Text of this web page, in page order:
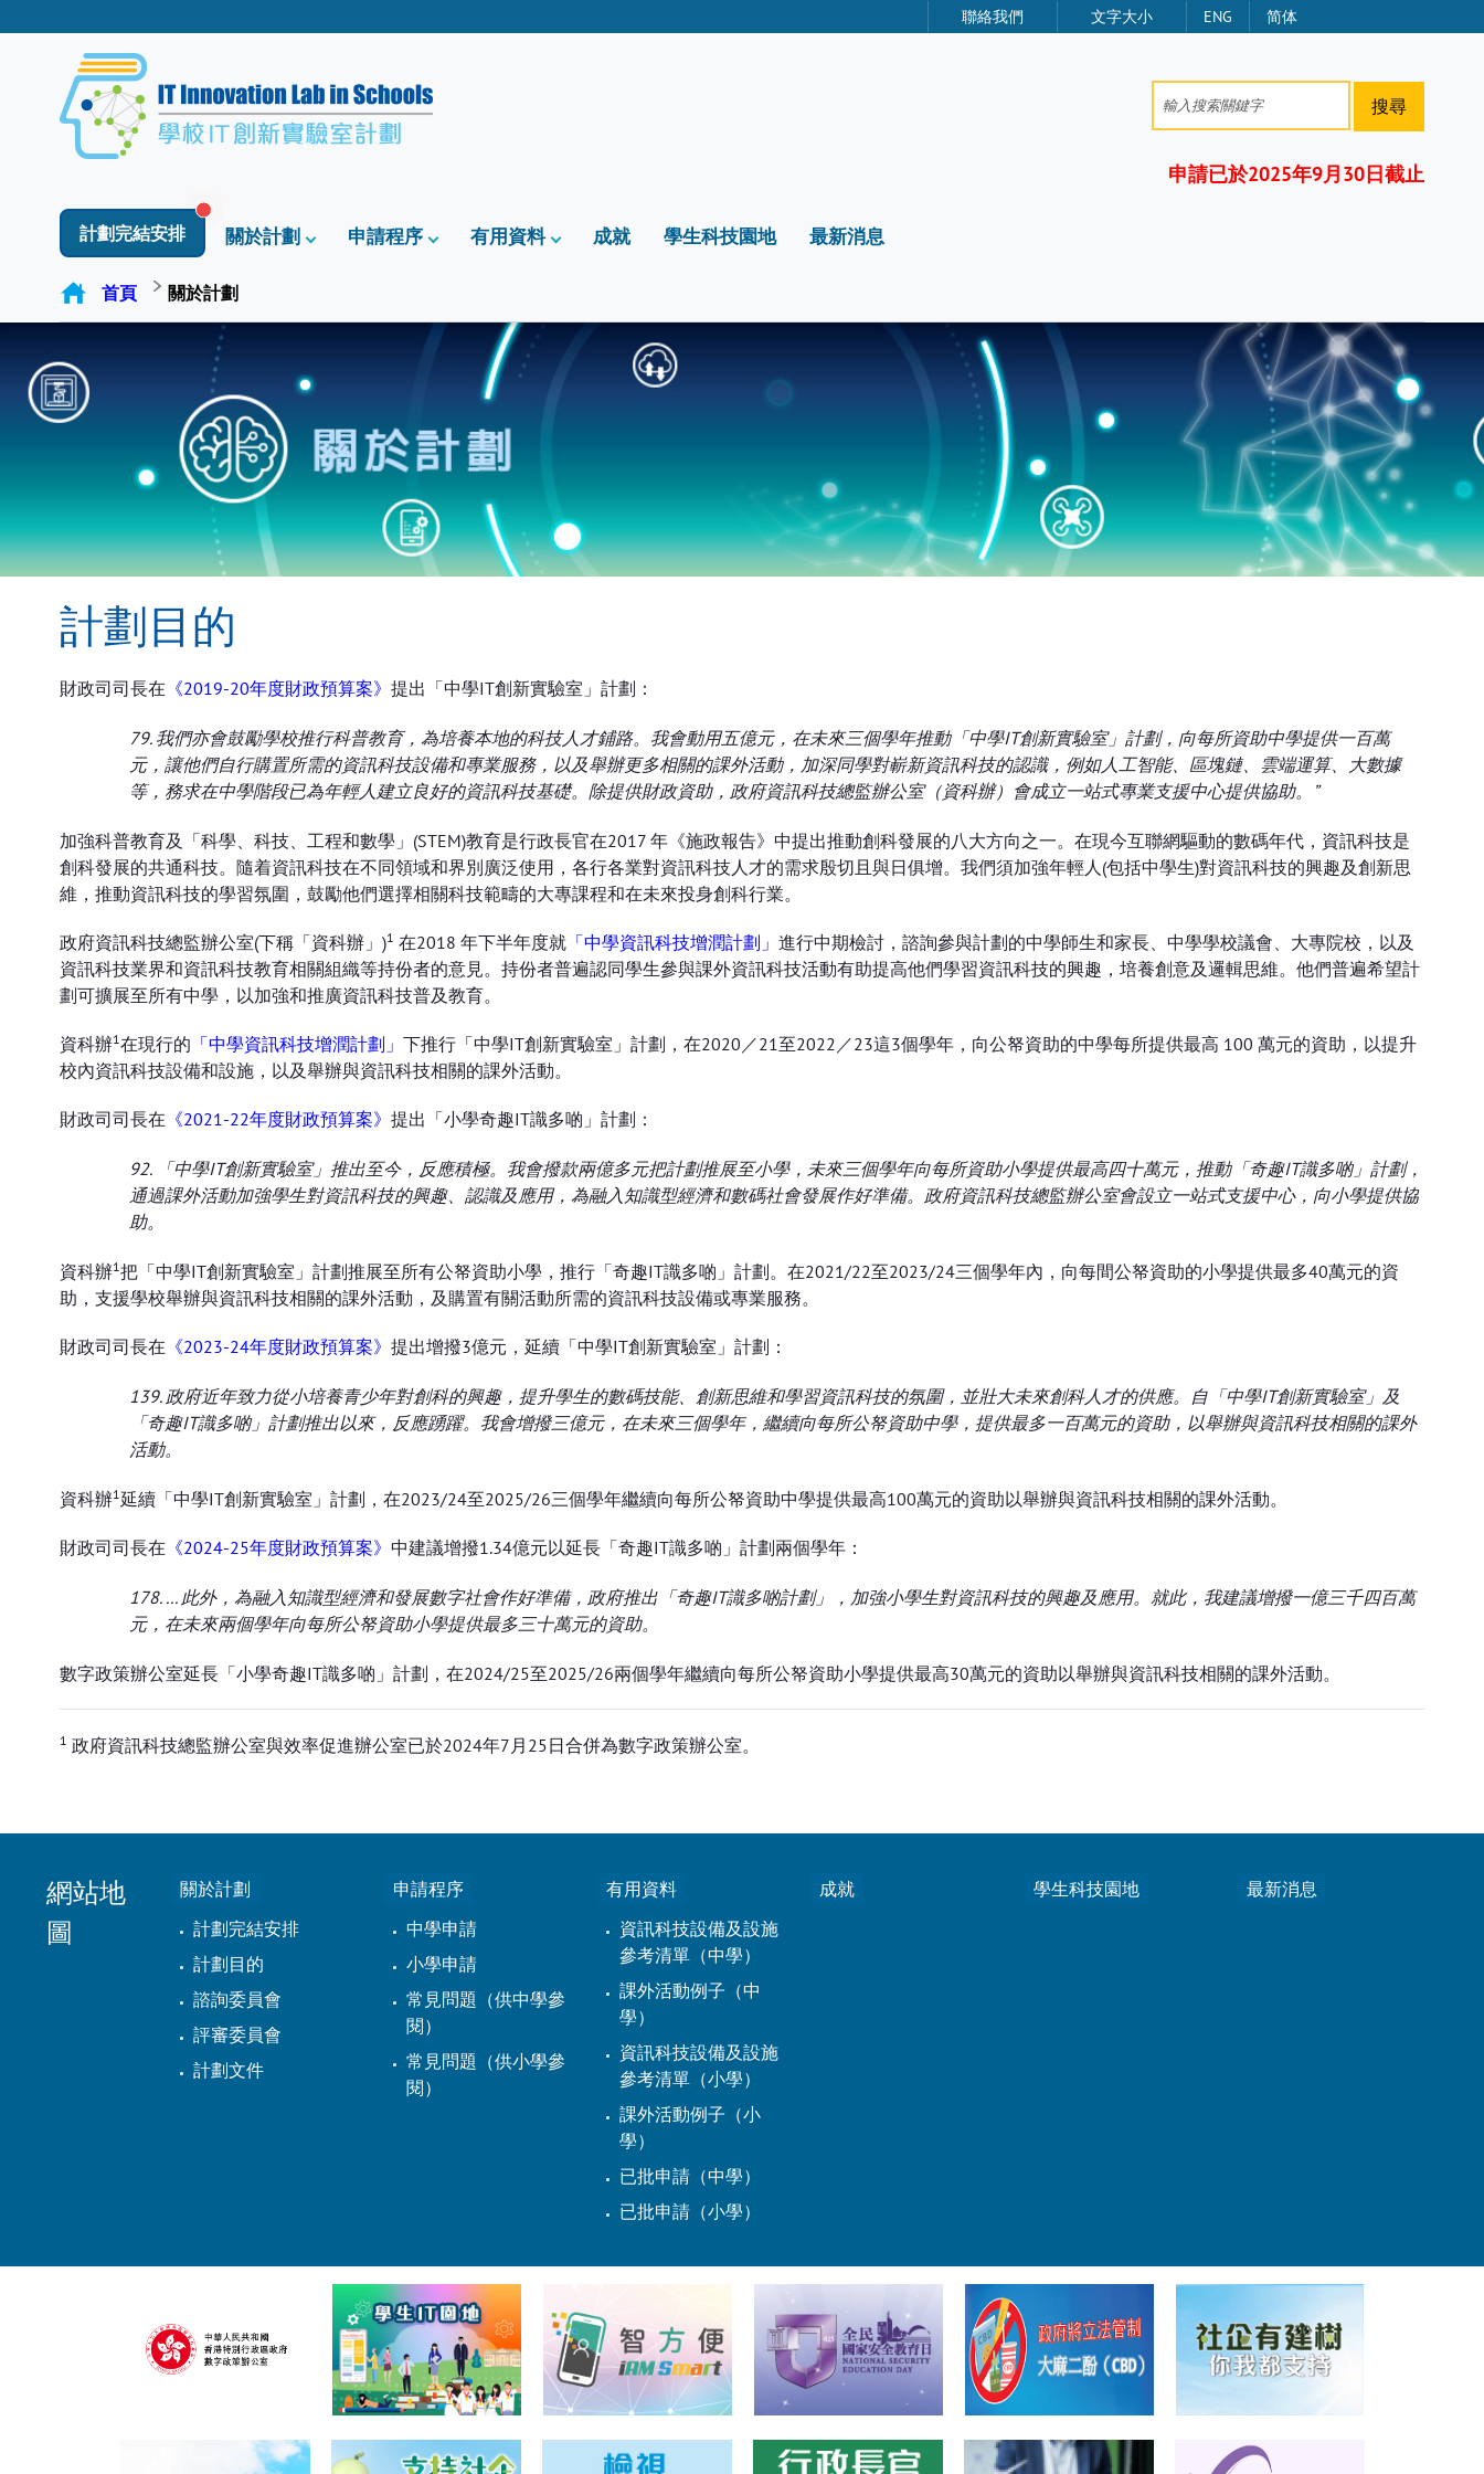
聯絡我們 文字大小 ENG 简体
搜尋
申請已於2025年9月30日截止
計劃完結安排 關於計劃 申請程序 有用資料 成就 學生科技園地 最新消息
首頁 關於計劃
計劃目的
財政司司長在 《2019-20年度財政預算案》 提出「中學IT創新實驗室」計劃：
79. 我們亦會鼓勵學校推行科普教育，為培養本地的科技人才鋪路。我會動用五億元，在未來三個學年推動「中學IT創新實驗室」計劃，向每所資助中學提供一百萬
元，讓他們自行購置所需的資訊科技設備和專業服務，以及舉辦更多相關的課外活動，加深同學對嶄新資訊科技的認識，例如人工智能、區塊鏈、雲端運算、大數據
等，務求在中學階段已為年輕人建立良好的資訊科技基礎。除提供財政資助，政府資訊科技總監辦公室（資科辦）會成立一站式專業支援中心提供協助。”
加強科普教育及「科學、科技、工程和數學」(STEM)教育是行政長官在2017 年《施政報告》中提出推動創科發展的八大方向之一。在現今互聯網驅動的數碼年代，資訊科技是
創科發展的共通科技。隨着資訊科技在不同領域和界別廣泛使用，各行各業對資訊科技人才的需求殷切且與日俱增。我們須加強年輕人(包括中學生)對資訊科技的興趣及創新思
維，推動資訊科技的學習氛圍，鼓勵他們選擇相關科技範疇的大專課程和在未來投身創科行業。
政府資訊科技總監辦公室(下稱「資科辦」)1 在2018 年下半年度就「中學資訊科技增潤計劃」 進行中期檢討，諮詢參與計劃的中學師生和家長、中學學校議會、大專院校，以及
資訊科技業界和資訊科技教育相關組織等持份者的意見。持份者普遍認同學生參與課外資訊科技活動有助提高他們學習資訊科技的興趣，培養創意及邏輯思維。他們普遍希望計
劃可擴展至所有中學，以加強和推廣資訊科技普及教育。
資科辦1在現行的 「中學資訊科技增潤計劃」 下推行「中學IT創新實驗室」計劃，在2020／21至2022／23這3個學年，向公帑資助的中學每所提供最高 100 萬元的資助，以提升
校內資訊科技設備和設施，以及舉辦與資訊科技相關的課外活動。
財政司司長在 《2021-22年度財政預算案》 提出「小學奇趣IT識多啲」計劃：
92. 「中學IT創新實驗室」推出至今，反應積極。我會撥款兩億多元把計劃推展至小學，未來三個學年向每所資助小學提供最高四十萬元，推動「奇趣IT識多啲」計劃，
通過課外活動加強學生對資訊科技的興趣、認識及應用，為融入知識型經濟和數碼社會發展作好準備。政府資訊科技總監辦公室會設立一站式支援中心，向小學提供協
助。
資科辦1把「中學IT創新實驗室」計劃推展至所有公帑資助小學，推行「奇趣IT識多啲」計劃。在2021/22至2023/24三個學年內，向每間公帑資助的小學提供最多40萬元的資
助，支援學校舉辦與資訊科技相關的課外活動，及購置有關活動所需的資訊科技設備或專業服務。
財政司司長在 《2023-24年度財政預算案》 提出增撥3億元，延續「中學IT創新實驗室」計劃：
139. 政府近年致力從小培養青少年對創科的興趣，提升學生的數碼技能、創新思維和學習資訊科技的氛圍，並壯大未來創科人才的供應。自「中學IT創新實驗室」及
「奇趣IT識多啲」計劃推出以來，反應踴躍。我會增撥三億元，在未來三個學年，繼續向每所公帑資助中學，提供最多一百萬元的資助，以舉辦與資訊科技相關的課外
活動。
資科辦1延續「中學IT創新實驗室」計劃，在2023/24至2025/26三個學年繼續向每所公帑資助中學提供最高100萬元的資助以舉辦與資訊科技相關的課外活動。
財政司司長在 《2024-25年度財政預算案》 中建議增撥1.34億元以延長「奇趣IT識多啲」計劃兩個學年：
178. ... 此外，為融入知識型經濟和發展數字社會作好準備，政府推出「奇趣IT識多啲計劃」，加強小學生對資訊科技的興趣及應用。就此，我建議增撥一億三千四百萬
元，在未來兩個學年向每所公帑資助小學提供最多三十萬元的資助。
數字政策辦公室延長「小學奇趣IT識多啲」計劃，在2024/25至2025/26兩個學年繼續向每所公帑資助小學提供最高30萬元的資助以舉辦與資訊科技相關的課外活動。
1 政府資訊科技總監辦公室與效率促進辦公室已於2024年7月25日合併為數字政策辦公室。
網站地
圖
關於計劃
計劃完結安排
計劃目的
諮詢委員會
評審委員會
計劃文件
申請程序
中學申請
小學申請
常見問題（供中學參
閱）
常見問題（供小學參
閱）
有用資料
資訊科技設備及設施
參考清單（中學）
課外活動例子（中
學）
資訊科技設備及設施
參考清單（小學）
課外活動例子（小
學）
已批申請（中學）
已批申請（小學）
成就 學生科技園地 最新消息